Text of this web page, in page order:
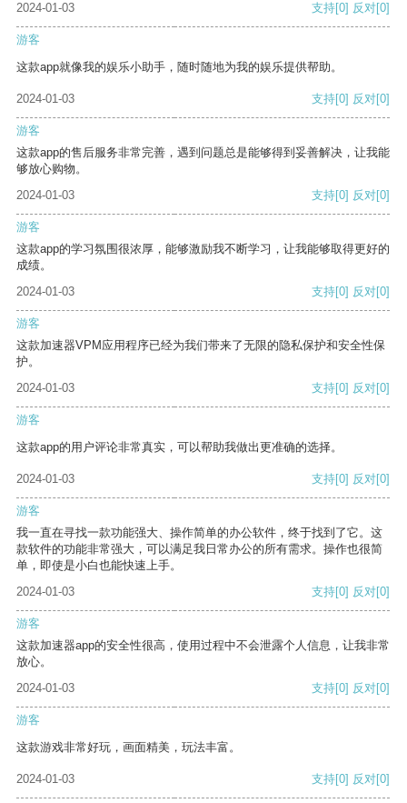
2024-01-03
支持[0] 反对[0]
游客
这款app就像我的娱乐小助手，随时随地为我的娱乐提供帮助。
2024-01-03 支持[0] 反对[0]
游客
这款app的售后服务非常完善，遇到问题总是能够得到妥善解决，让我能
够放心购物。
2024-01-03
支持[0] 反对[0]
游客
这款app的学习氛围很浓厚，能够激励我不断学习，让我能够取得更好的
成绩。
2024-01-03
支持[0] 反对[0]
游客
这款加速器VPM应用程序已经为我们带来了无限的隐私保护和安全性保
护。
2024-01-03
支持[0] 反对[0]
游客
这款app的用户评论非常真实，可以帮助我做出更准确的选择。
2024-01-03 支持[0] 反对[0]
游客
我一直在寻找一款功能强大、操作简单的办公软件，终于找到了它。这
款软件的功能非常强大，可以满足我日常办公的所有需求。操作也很简
单，即使是小白也能快速上手。
2024-01-03
支持[0] 反对[0]
游客
这款加速器app的安全性很高，使用过程中不会泄露个人信息，让我非常
放心。
2024-01-03
支持[0] 反对[0]
游客
这款游戏非常好玩，画面精美，玩法丰富。
2024-01-03 支持[0] 反对[0]